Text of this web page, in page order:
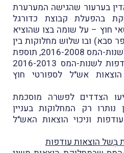
בערעור שהגישה המערערת
בהפעלת קבוצת כדורגל
חוץ – על שומה בצו שהוציא
סבא) ובו שלוש מחלוקות בין
הצדדים: חבות במס שכר לשנות-המס 2016-2008, תוספת
מקדמות בְּשל הוצאות עודפות לשנות-המס 2016-2013
הוצאות אש"ל לספורטי חוץ
הצדדים לפשרה מוסכמת
רק המחלוקות בעניין
וניכוי הוצאות האש"ל
בְּשל הוצאות עודפות